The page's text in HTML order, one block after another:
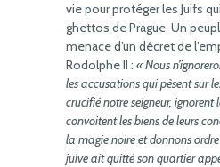
vie pour protéger les Juifs
ghettos de Prague. Un
menace d’un décret de
Rodolphe II : « Nous
les accusations qui pèsent sur
crucifié notre seigneur, ignorent
convoitent les biens de leurs
la magie noire et donnons
juive ait quitté son quartier